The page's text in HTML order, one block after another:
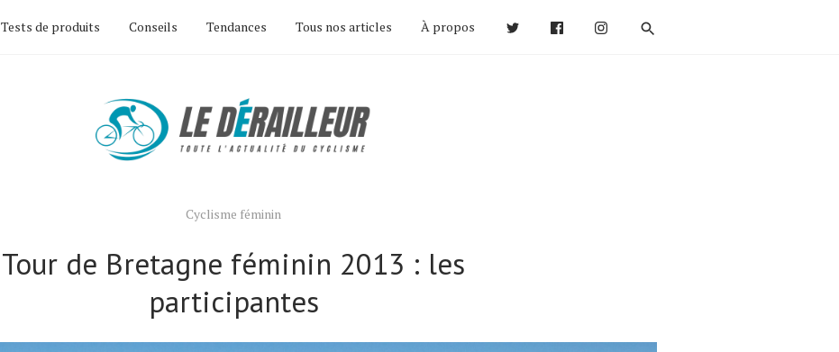
Tests de produits Conseils Tendances Tous nos articles À propos
Cyclisme féminin
Tour de Bretagne féminin 2013 : les
participantes